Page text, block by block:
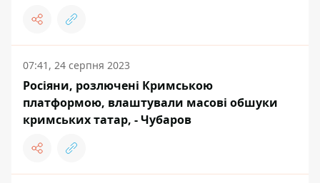
07:41, 24 серпня 2023
Росіяни, розлючені Кримською
платформою, влаштували масові обшуки
кримських татар, - Чубаров